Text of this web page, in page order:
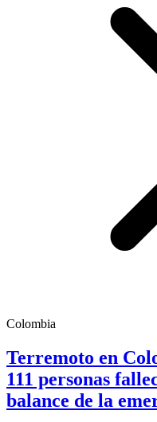
Colombia
Terremoto en
111 personas
balance de la